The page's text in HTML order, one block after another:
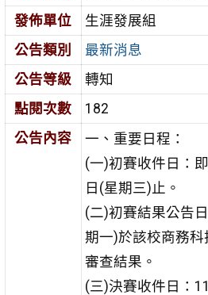
發佈單位
生涯發展組
公告類別
最新消息
公告等級
轉知
點閱次數
182
公告內容
一、重要日程：
(一)初賽收件日：
日(星期三)止。
(二)初賽結果公告
期一)於該校商務科
審查結果。
(三)決賽收件日：